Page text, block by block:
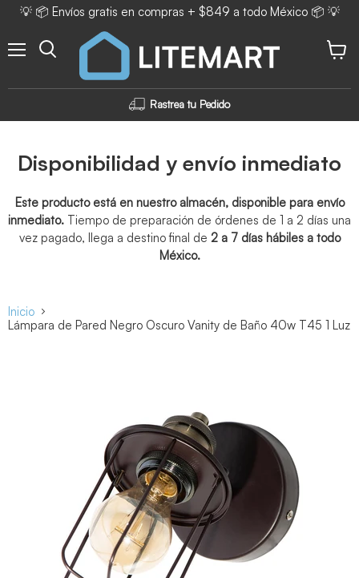
💡 📦 Envíos gratis en compras + $849 a todo México 📦 💡
Rastrea tu Pedido
Disponibilidad y envío inmediato
Este producto está en nuestro almacén, disponible para envío
inmediato. Tiempo de preparación de órdenes de 1 a 2 días una
vez pagado, llega a destino final de 2 a 7 días hábiles a todo
México.
Inicio
Lámpara de Pared Negro Oscuro Vanity de Baño 40w T45 1 Luz